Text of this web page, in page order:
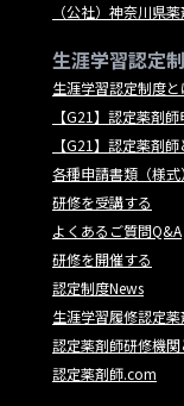
（公社）神奈川県
生涯学習認定
生涯学習認定制度と
【G21】認定薬剤
【G21】認定薬剤
各種申請書類（様式）
研修を受講する
よくあるご質問Q&A
研修を開催する
認定制度News
生涯学習履修認定
認定薬剤師研修機関
認定薬剤師.com